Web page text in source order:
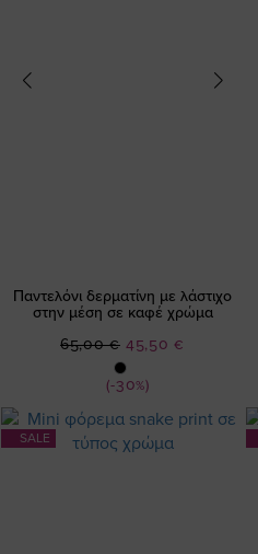
Παντελόνι δερματίνη με λάστιχο
στην μέση σε καφέ χρώμα
(-30%)
Ειδική
Τιμή
45,50 €
65,00 €
SALE